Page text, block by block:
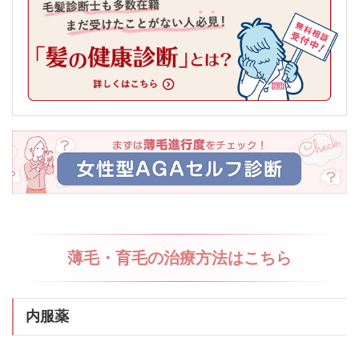
薄毛・育毛の治療方法はこちら
内服薬